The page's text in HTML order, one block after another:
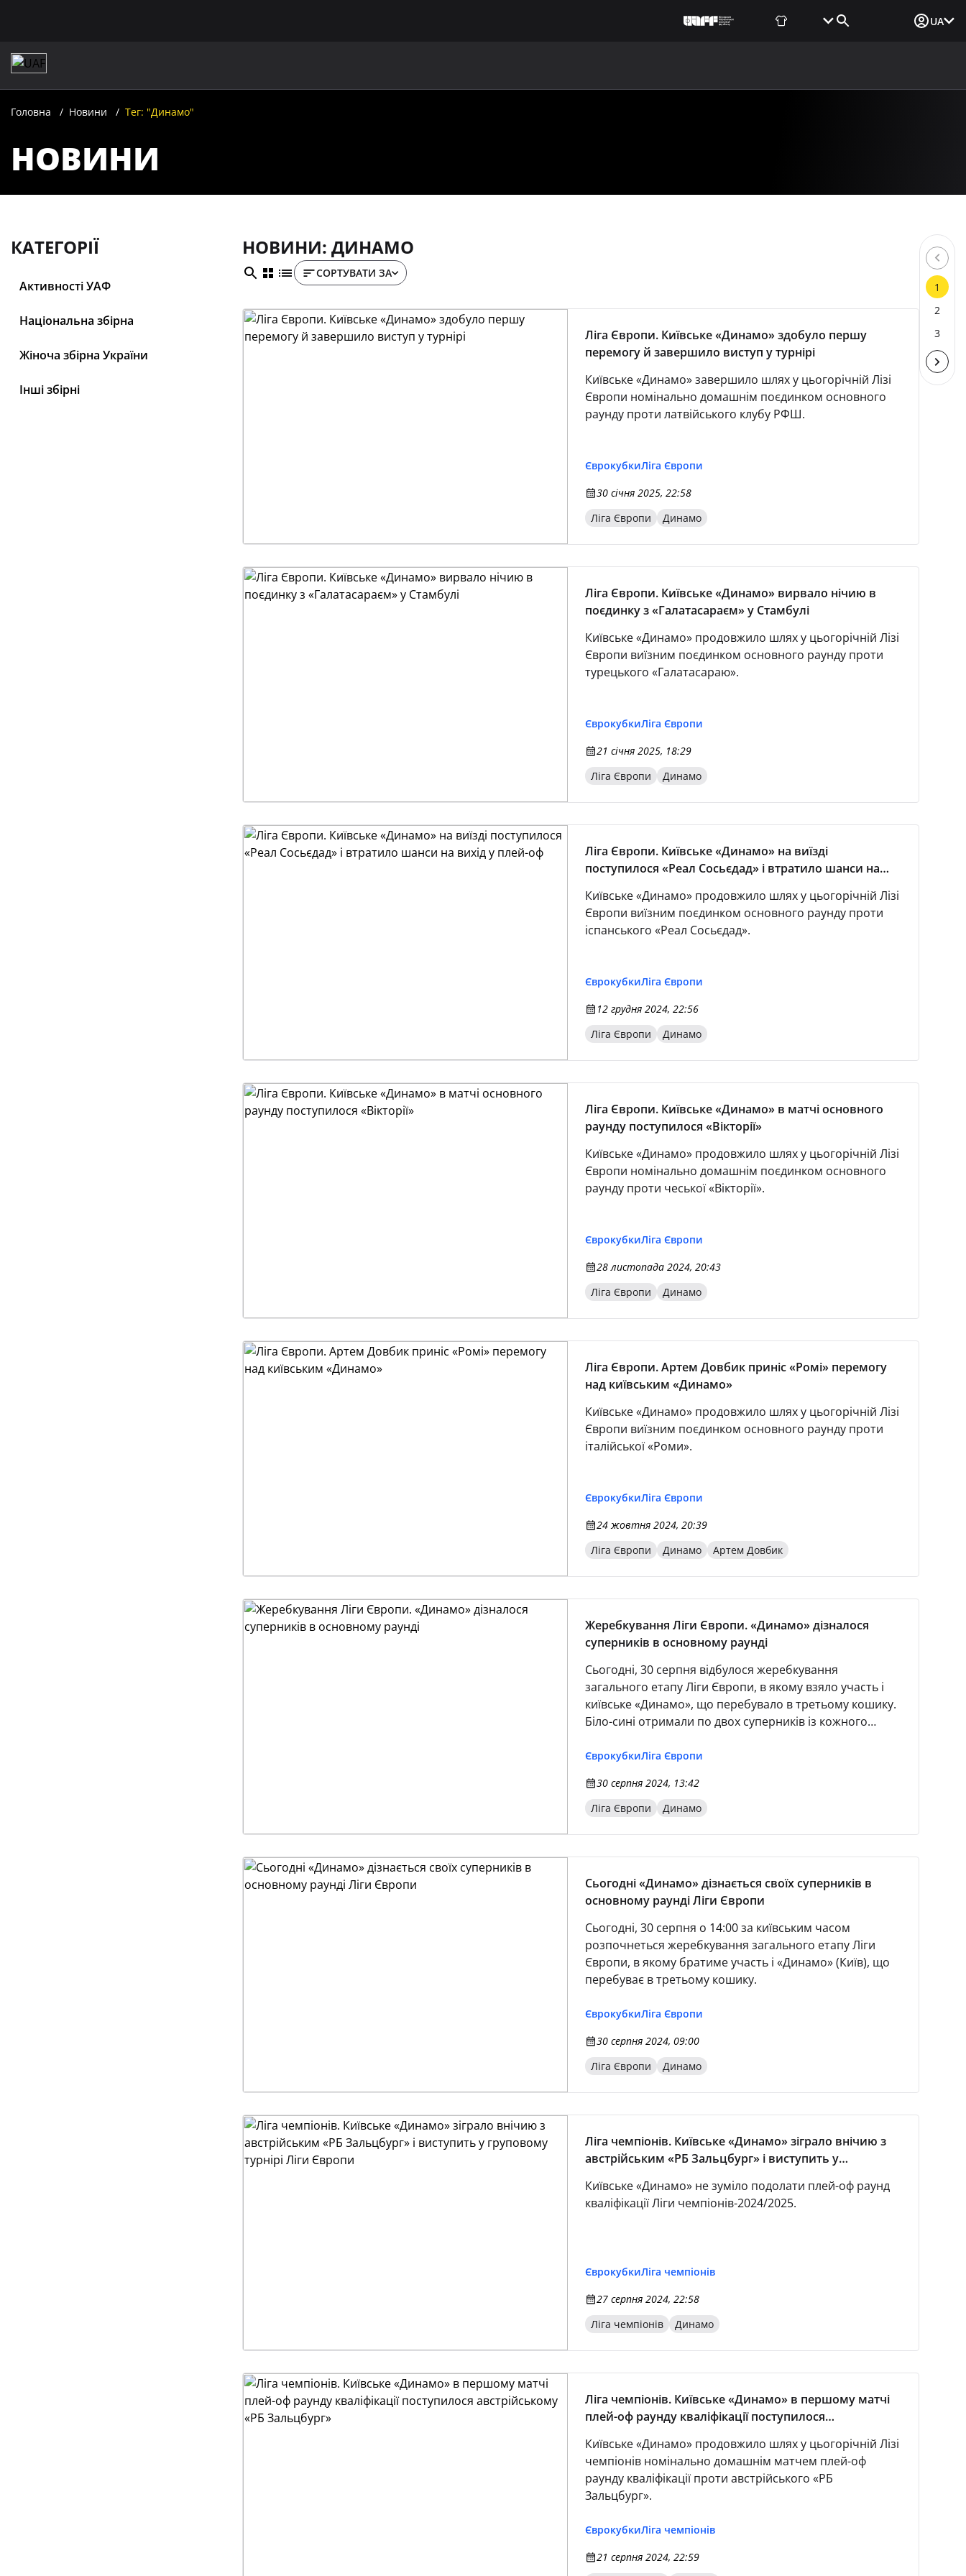
UA
Головна Новини Тег: "Динамо"
НОВИНИ
КАТЕГОРІЇ
Активності УАФ
Національна збірна
Жіноча збірна України
Інші збірні
НОВИНИ: ДИНАМО
СОРТУВАТИ ЗА
Ліга Європи. Київське «Динамо» здобуло першу
перемогу й завершило виступ у турнірі
Київське «Динамо» завершило шлях у цьогорічній Лізі
Європи номінально домашнім поєдинком основного
раунду проти латвійського клубу РФШ.
ЄврокубкиЛіга Європи
30 січня 2025, 22:58
Ліга Європи
Динамо
Ліга Європи. Київське «Динамо» вирвало нічию в
поєдинку з «Галатасараєм» у Стамбулі
Київське «Динамо» продовжило шлях у цьогорічній Лізі
Європи виїзним поєдинком основного раунду проти
турецького «Галатасараю».
ЄврокубкиЛіга Європи
21 січня 2025, 18:29
Ліга Європи
Динамо
Ліга Європи. Київське «Динамо» на виїзді
поступилося «Реал Сосьєдад» і втратило шанси на
Київське «Динамо» продовжило шлях у цьогорічній Лізі
Європи виїзним поєдинком основного раунду проти
іспанського «Реал Сосьєдад».
ЄврокубкиЛіга Європи
12 грудня 2024, 22:56
Ліга Європи
Динамо
Ліга Європи. Київське «Динамо» в матчі основного
раунду поступилося «Вікторії»
Київське «Динамо» продовжило шлях у цьогорічній Лізі
Європи номінально домашнім поєдинком основного
раунду проти чеської «Вікторії».
ЄврокубкиЛіга Європи
28 листопада 2024, 20:43
Ліга Європи
Динамо
Ліга Європи. Артем Довбик приніс «Ромі» перемогу
над київським «Динамо»
Київське «Динамо» продовжило шлях у цьогорічній Лізі
Європи виїзним поєдинком основного раунду проти
італійської «Роми».
ЄврокубкиЛіга Європи
24 жовтня 2024, 20:39
Ліга Європи
Динамо Артем Довбик
Жеребкування Ліги Європи. «Динамо» дізналося
суперників в основному раунді
Сьогодні, 30 серпня відбулося жеребкування
загального етапу Ліги Європи, в якому взяло участь і
київське «Динамо», що перебувало в третьому кошику.
Біло-сині отримали по двох суперників із кожного
(на виїзді), «Ференцварошу» (удома), «Реал Сосьєдад»
РФШ (удома) та «Гоффенгайму
ЄврокубкиЛіга Європи
30 серпня 2024, 13:42
Ліга Європи
Динамо
Сьогодні «Динамо» дізнається своїх суперників в
основному раунді Ліги Європи
Сьогодні, 30 серпня о 14:00 за київським часом
розпочнеться жеребкування загального етапу Ліги
Європи, в якому братиме участь і «Динамо» (Київ), що
перебуває в третьому кошику.
ЄврокубкиЛіга Європи
30 серпня 2024, 09:00
Ліга Європи
Динамо
Ліга чемпіонів. Київське «Динамо» зіграло внічию з
австрійським «РБ Зальцбург» і виступить у
Київське «Динамо» не зуміло подолати плей-оф раунд
кваліфікації Ліги чемпіонів-2024/2025.
ЄврокубкиЛіга чемпіонів
27 серпня 2024, 22:58
Ліга чемпіонів
Динамо
Ліга чемпіонів. Київське «Динамо» в першому матчі
плей-оф раунду кваліфікації поступилося
Київське «Динамо» продовжило шлях у цьогорічній Лізі
чемпіонів номінально домашнім матчем плей-оф
раунду кваліфікації проти австрійського «РБ
Зальцбург».
ЄврокубкиЛіга чемпіонів
21 серпня 2024, 22:59
1
2
3